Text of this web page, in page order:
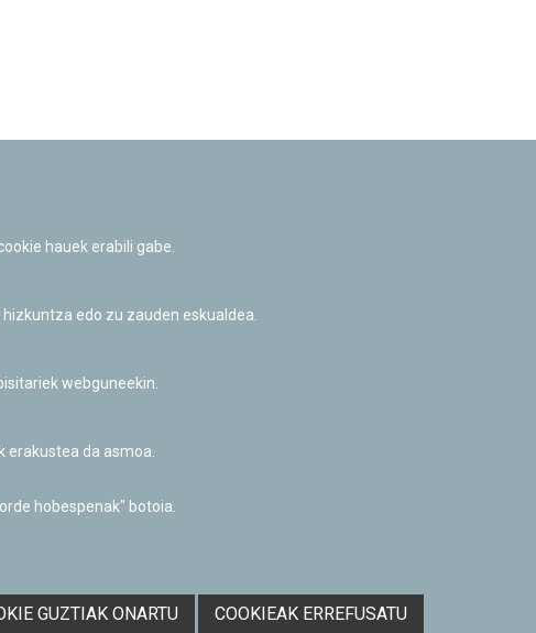
hauek erabili gabe.
edo zu zauden eskualdea.
webguneekin.
da asmoa.
hobespenak" botoia.
GUZTIAK ONARTU COOKIEAK ERREFUSATU